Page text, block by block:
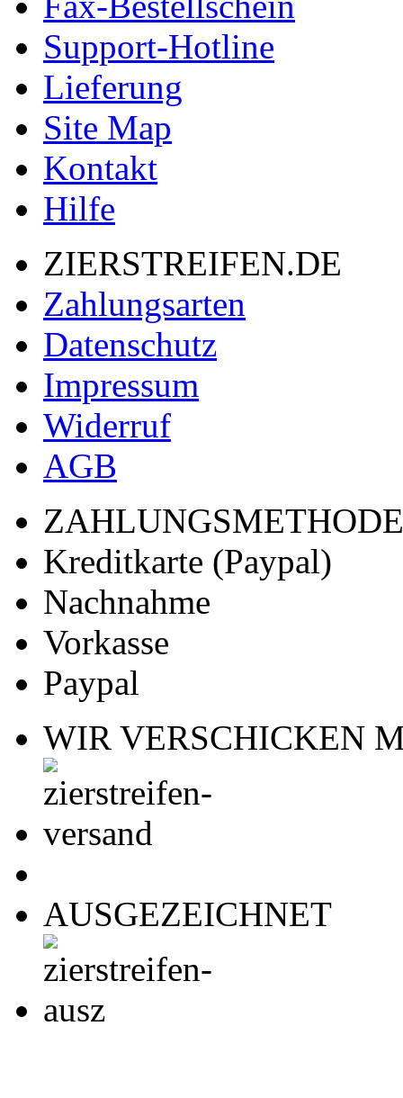
Support-Hotline
Lieferung
Site Map
Kontakt
Hilfe
ZIERSTREIFEN.DE
Zahlungsarten
Datenschutz
Impressum
Widerruf
AGB
Kreditkarte (Paypal)
Nachnahme
Vorkasse
Paypal
WIR VERSCHICKEN
AUSGEZEICHNET